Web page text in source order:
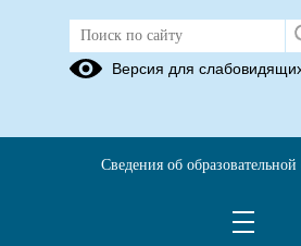
Пожарная
безопасности
Версия для
Сведения об